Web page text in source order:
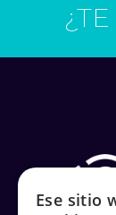
Ese sitio